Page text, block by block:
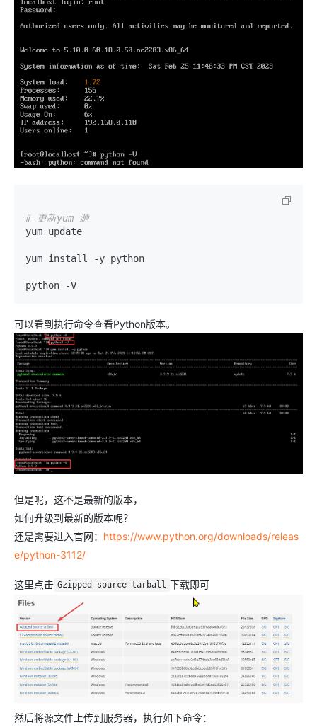
# 更新yum 源
yum update
yum install -y python
python -V
可以看到执行命令查看Python版本。
但是呢，这不是最新的版本，
如何升级到最新的版本呢？
还是需要进入官网： https://www.python.org/downloads/releas
e/python-3112/
这里点击 Gzipped source tarball 下载即可
然后将源文件上传到服务器，执行如下命令：